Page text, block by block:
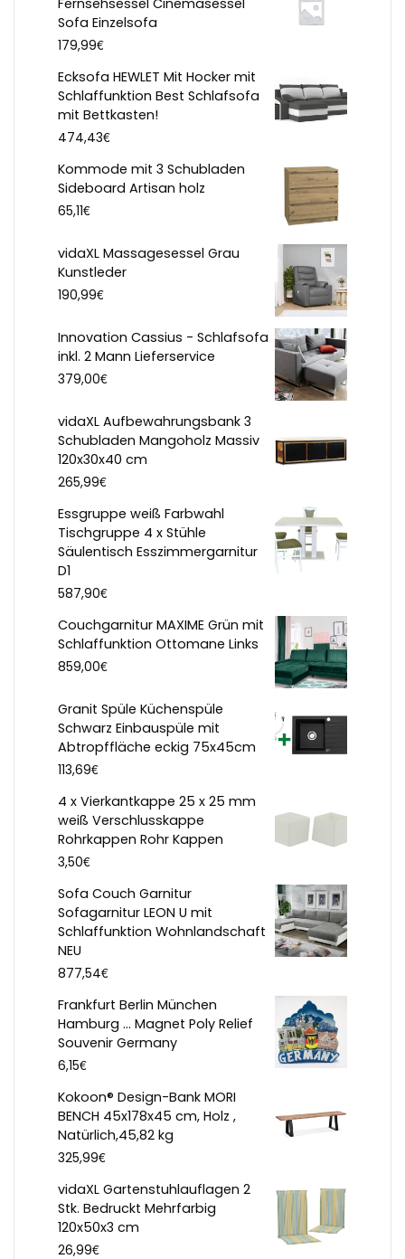
Sofa Einzelsofa
179,99€
Ecksofa HEWLET Mit Hocker mit
Schlaffunktion Best Schlafsofa
mit Bettkasten!
474,43€
Kommode mit 3 Schubladen
Sideboard Artisan holz
65,11€
vidaXL Massagesessel Grau
Kunstleder
190,99€
Innovation Cassius - Schlafsofa
inkl. 2 Mann Lieferservice
379,00€
vidaXL Aufbewahrungsbank 3
Schubladen Mangoholz Massiv
120x30x40 cm
265,99€
Essgruppe weiß Farbwahl
Tischgruppe 4 x Stühle
Säulentisch Esszimmergarnitur
D1
587,90€
Couchgarnitur MAXIME Grün mit
Schlaffunktion Ottomane Links
859,00€
Granit Spüle Küchenspüle
Schwarz Einbauspüle mit
Abtropffläche eckig 75x45cm
113,69€
4 x Vierkantkappe 25 x 25 mm
weiß Verschlusskappe
Rohrkappen Rohr Kappen
3,50€
Sofa Couch Garnitur
Sofagarnitur LEON U mit
Schlaffunktion Wohnlandschaft
NEU
877,54€
Frankfurt Berlin München
Hamburg ... Magnet Poly Relief
Souvenir Germany
6,15€
Kokoon® Design-Bank MORI
BENCH 45x178x45 cm, Holz ,
Natürlich,45,82 kg
325,99€
vidaXL Gartenstuhlauflagen 2
Stk. Bedruckt Mehrfarbig
120x50x3 cm
26,99€